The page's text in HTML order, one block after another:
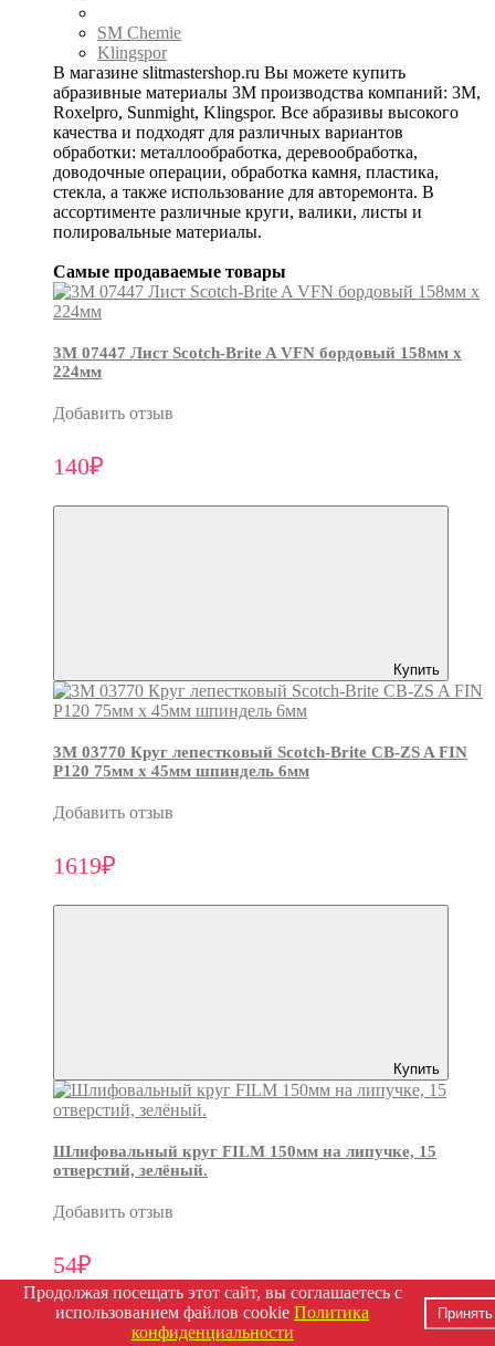
SM Chemie
Klingspor
В магазине slitmastershop.ru Вы можете купить
абразивные материалы 3М производства компаний: 3М,
Roxelpro, Sunmight, Klingspor. Все абразивы высокого
качества и подходят для различных вариантов
обработки: металлообработка, деревообработка,
доводочные операции, обработка камня, пластика,
стекла, а также использование для авторемонта. В
ассортименте различные круги, валики, листы и
полировальные материалы.
Самые продаваемые товары
3М 07447 Лист Scotch-Brite A VFN бордовый 158мм х
224мм
Добавить отзыв
140₽
Купить
3М 03770 Круг лепестковый Scotch-Brite CB-ZS A FIN
P120 75мм х 45мм шпиндель 6мм
Добавить отзыв
1619₽
Купить
Шлифовальный круг FILM 150мм на липучке, 15
отверстий, зелёный.
Добавить отзыв
54₽
Продолжая посещать этот сайт, вы соглашаетесь с
использованием файлов cookie Политика
конфиденциальности
Принять